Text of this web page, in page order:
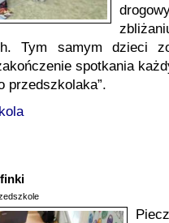
Tym samym dzieci
spotkania
przedszkolaka”.